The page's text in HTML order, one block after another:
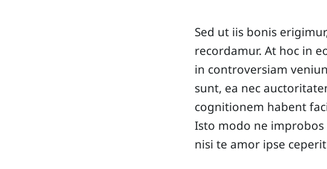
Sed ut iis bonis
recordamur. At hoc in
in controversiam
sunt, ea nec
cognitionem habent
Isto modo ne improbos
nisi te amor ipse